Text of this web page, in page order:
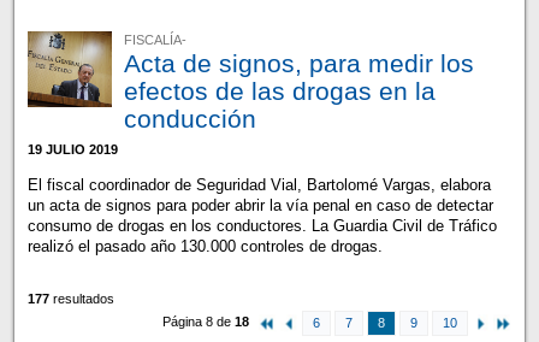
FISCALÍA-
Acta de signos, para medir los
efectos de las drogas en la
conducción
19 JULIO 2019
El fiscal coordinador de Seguridad Vial, Bartolomé Vargas, elabora
un acta de signos para poder abrir la vía penal en caso de detectar
consumo de drogas en los conductores. La Guardia Civil de Tráfico
realizó el pasado año 130.000 controles de drogas.
177resultados
Página 8 de18 6 7 8 9 10